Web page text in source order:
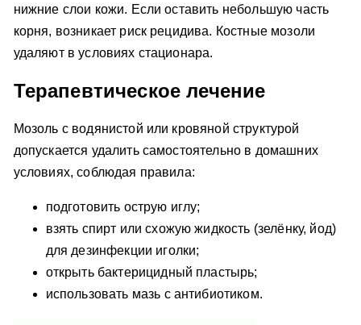
нижние слои кожи. Если оставить небольшую часть
корня, возникает риск рецидива. Костные мозоли
удаляют в условиях стационара.
Терапевтическое лечение
Мозоль с водянистой или кровяной структурой
допускается удалить самостоятельно в домашних
условиях, соблюдая правила:
подготовить острую иглу;
взять спирт или схожую жидкость (зелёнку, йод)
для дезинфекции иголки;
открыть бактерицидный пластырь;
использовать мазь с антибиотиком.